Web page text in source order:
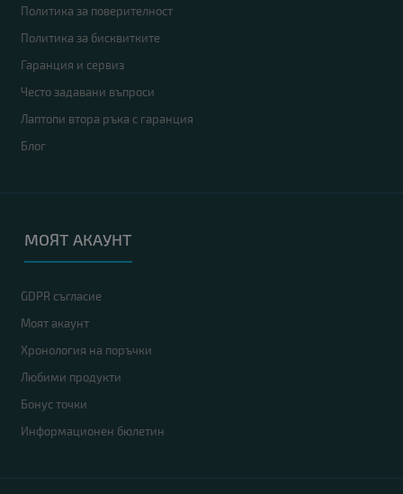
Политика за поверителност
Политика за бисквитките
Гаранция и сервиз
Често задавани въпроси
Лаптопи втора ръка с гаранция
Блог
МОЯТ АКАУНТ
GDPR съгласие
Моят акаунт
Хронология на поръчки
Любими продукти
Бонус точки
Информационен бюлетин